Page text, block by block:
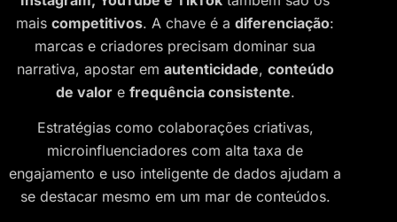
mais competitivos. A chave é a diferenciação:
marcas e criadores precisam dominar sua
narrativa, apostar em autenticidade, conteúdo
de valore frequência consistente.
Estratégias como colaborações criativas,
microinfluenciadores com alta taxa de
engajamento e uso inteligente de dados ajudam a
se destacar mesmo em um mar de conteúdos.